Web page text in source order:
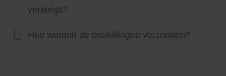
verkoopt?
Hoe worden de bestellingen verzonden?